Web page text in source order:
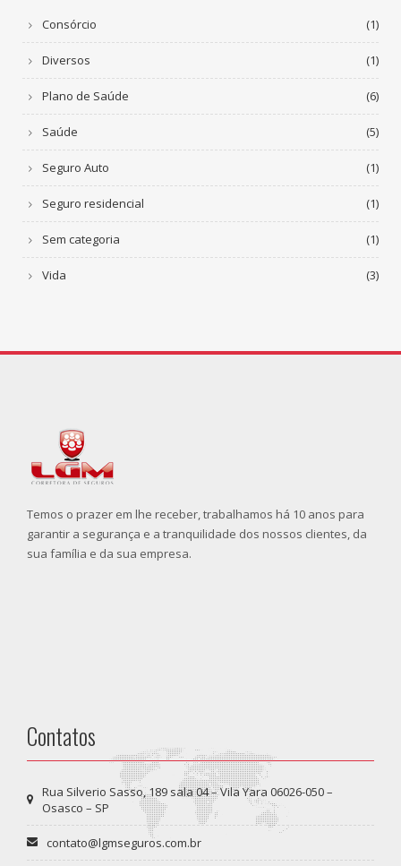
Consórcio (1)
Diversos (1)
Plano de Saúde (6)
Saúde (5)
Seguro Auto (1)
Seguro residencial (1)
Sem categoria (1)
Vida (3)
Temos o prazer em lhe receber, trabalhamos há 10 anos para
garantir a segurança e a tranquilidade dos nossos clientes, da
sua família e da sua empresa.
Contatos
Rua Silverio Sasso, 189 sala 04 – Vila Yara 06026-050 –
Osasco – SP
contato@lgmseguros.com.br